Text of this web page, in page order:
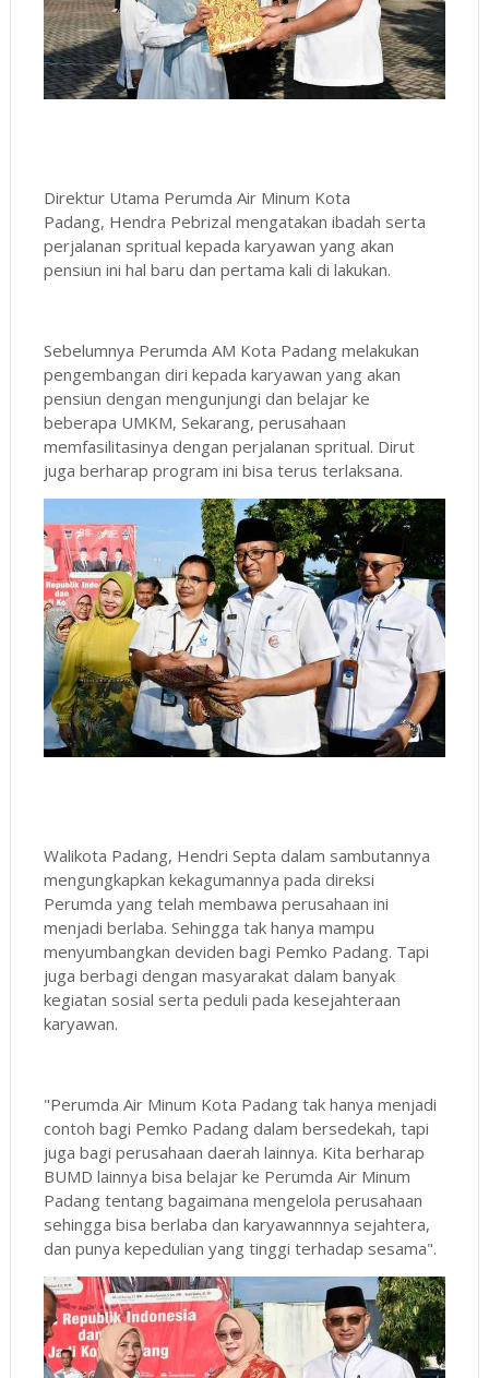
Direktur Utama Perumda Air Minum Kota
Padang, Hendra Pebrizal mengatakan ibadah serta
perjalanan spritual kepada karyawan yang akan
pensiun ini hal baru dan pertama kali di lakukan.
Sebelumnya Perumda AM Kota Padang melakukan
pengembangan diri kepada karyawan yang akan
pensiun dengan mengunjungi dan belajar ke
beberapa UMKM, Sekarang, perusahaan
memfasilitasinya dengan perjalanan spritual. Dirut
juga berharap program ini bisa terus terlaksana.
Walikota Padang, Hendri Septa dalam sambutannya
mengungkapkan kekagumannya pada direksi
Perumda yang telah membawa perusahaan ini
menjadi berlaba. Sehingga tak hanya mampu
menyumbangkan deviden bagi Pemko Padang. Tapi
juga berbagi dengan masyarakat dalam banyak
kegiatan sosial serta peduli pada kesejahteraan
karyawan.
"Perumda Air Minum Kota Padang tak hanya menjadi
contoh bagi Pemko Padang dalam bersedekah, tapi
juga bagi perusahaan daerah lainnya. Kita berharap
BUMD lainnya bisa belajar ke Perumda Air Minum
Padang tentang bagaimana mengelola perusahaan
sehingga bisa berlaba dan karyawannnya sejahtera,
dan punya kepedulian yang tinggi terhadap sesama".